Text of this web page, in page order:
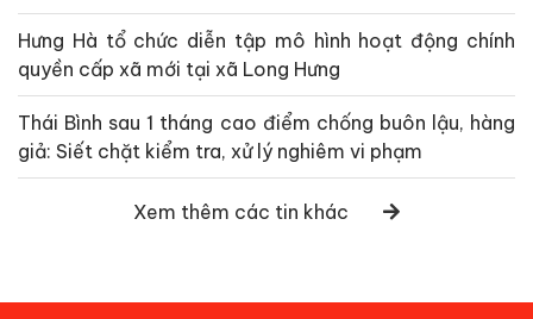
Hưng Hà tổ chức diễn tập mô hình hoạt động chính
quyền cấp xã mới tại xã Long Hưng
Thái Bình sau 1 tháng cao điểm chống buôn lậu, hàng
giả: Siết chặt kiểm tra, xử lý nghiêm vi phạm
Xem thêm các tin khác